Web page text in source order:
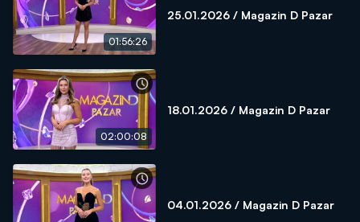
01:56:26
25.01.2026 / Magazin D Pazar
02:00:08
18.01.2026 / Magazin D Pazar
04.01.2026 / Magazin D Pazar